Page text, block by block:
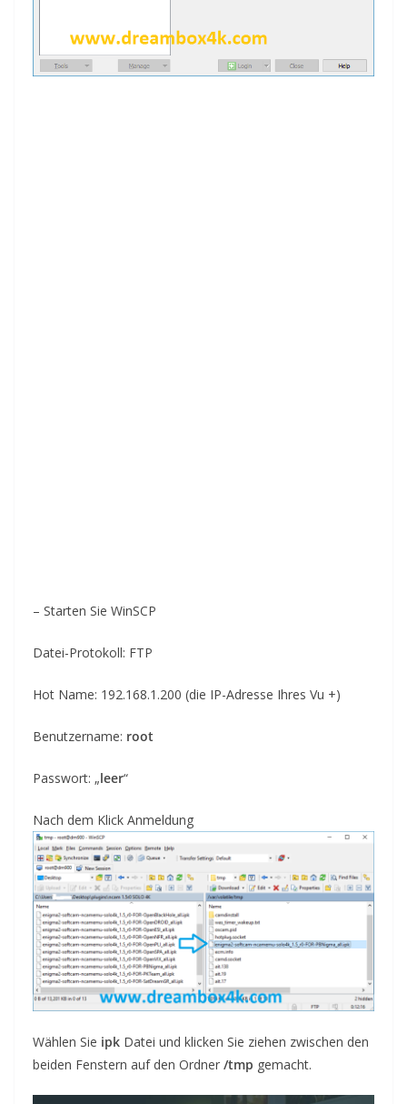
– Starten Sie WinSCP
Datei-Protokoll: FTP
Hot Name: 192.168.1.200 (die IP-Adresse Ihres Vu +)
Benutzername: root
Passwort: „leer“
Nach dem Klick Anmeldung
Wählen Sie ipk Datei und klicken Sie ziehen zwischen den
beiden Fenstern auf den Ordner /tmp gemacht.